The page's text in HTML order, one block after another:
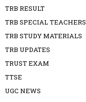
TRB RESULT
TRB SPECIAL TEACHERS
TRB STUDY MATERIALS
TRB UPDATES
TRUST EXAM
TTSE
UGC NEWS